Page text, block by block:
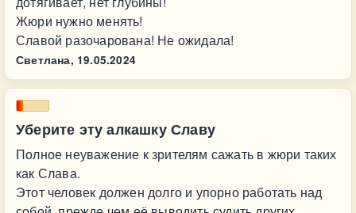
Жюри нужно менять!
Славой разочарована! Не ожидала!
Светлана, 19.05.2024
Уберите эту алкашку Славу
Полное неуважение к зрителям сажать в жюри таких
как Слава.
Этот человек должен долго и упорно работать над